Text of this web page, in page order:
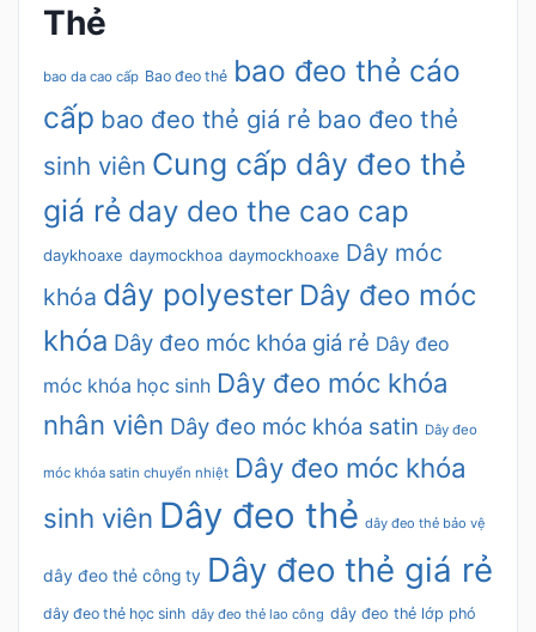
Thẻ
bao da cao cấp Bao đeo thẻ bao đeo thẻ cáo
cấp bao đeo thẻ giá rẻ bao đeo thẻ
sinh viên Cung cấp dây đeo thẻ
giá rẻ day deo the cao cap
daykhoaxe daymockhoa daymockhoaxe Dây móc
khóa dây polyester Dây đeo móc
khóa Dây đeo móc khóa giá rẻ Dây đeo
móc khóa học sinh Dây đeo móc khóa
nhân viên Dây đeo móc khóa satin Dây đeo
móc khóa satin chuyển nhiệt Dây đeo móc khóa
sinh viên Dây đeo thẻ dây đeo thẻ bảo vệ
dây đeo thẻ công ty Dây đeo thẻ giá rẻ
dây đeo thẻ học sinh dây đeo thẻ lao công dây đeo thẻ lớp phó